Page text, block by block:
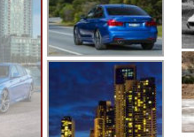
i3
i4